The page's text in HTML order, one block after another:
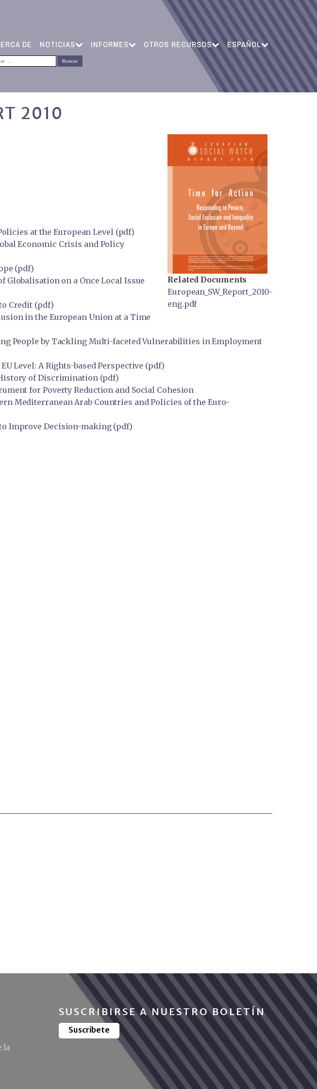
DE NOTICIAS INFORMES OTROS RECURSOS ESPAÑOL
2010
Related Documents
European_SW_Report_2010-
eng.pdf
at the European Level (pdf)
Economic Crisis and Policy
(pdf)
Globalisation on a Once Local Issue
to Credit (pdf)
in the European Union at a Time
People by Tackling Multi-faceted Vulnerabilities in Employment
Level: A Rights-based Perspective (pdf)
History of Discrimination (pdf)
for Poverty Reduction and Social Cohesion
Mediterranean Arab Countries and Policies of the Euro-
to Improve Decision-making (pdf)
la
SUSCRIBIRSE A NUESTRO BOLETÍN
Suscribete